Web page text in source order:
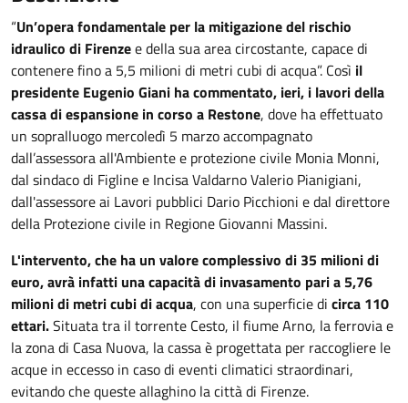
“Un’opera fondamentale per la mitigazione del rischio
idraulico di Firenzee della sua area circostante, capace di
contenere fino a 5,5 milioni di metri cubi di acqua”. Così il
presidente Eugenio Giani ha commentato, ieri, i lavori della
cassa di espansione in corso a Restone, dove ha effettuato
un sopralluogo mercoledì 5 marzo accompagnato
dall’assessora all'Ambiente e protezione civile Monia Monni,
dal sindaco di Figline e Incisa Valdarno Valerio Pianigiani,
dall'assessore ai Lavori pubblici Dario Picchioni e dal direttore
della Protezione civile in Regione Giovanni Massini.
L'intervento, che ha un valore complessivo di 35 milioni di
euro, avrà infatti una capacità di invasamento pari a 5,76
milioni di metri cubi di acqua, con una superficie di circa 110
ettari.Situata tra il torrente Cesto, il fiume Arno, la ferrovia e
la zona di Casa Nuova, la cassa è progettata per raccogliere le
acque in eccesso in caso di eventi climatici straordinari,
evitando che queste allaghino la città di Firenze.